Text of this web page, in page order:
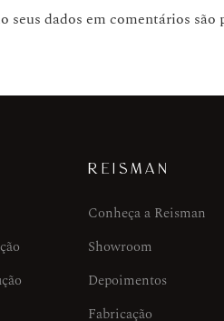
seus dados em comentários são
REISMAN
Conheça a Reisman
Showroom
Depoimentos
Fabricação